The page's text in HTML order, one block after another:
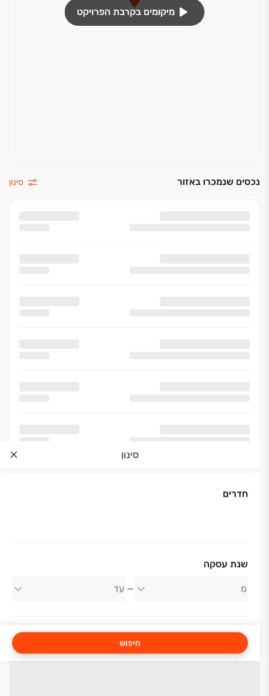
מיקומים בקרבת הפרויקט
נכסים שנמכרו באזור סינון
סינון
חדרים
שנת עסקה
חיפוש